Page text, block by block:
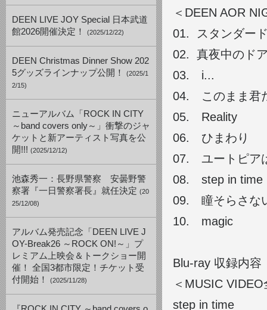
DEEN LIVE JOY Special 日本武道
館2026開催決定！
(2025/12/22)
DEEN Christmas Dinner Show 202
5グッズラインナップ公開！
(2025/1
2/15)
ニューアルバム「ROCK IN CITY
～band covers only～」衝撃のジャ
ケットと新アーティスト写真を公
開!!! (2025/12/12)
池森秀一：長野県警察 安曇野警
察署『一日警察署長』就任決定 (20
25/12/08)
アルバム発売記念「DEEN LIVE J
OY-Break26 ～ROCK ON!～」プ
レミアム上映会＆トークショー開
催！ 全国3都市限定！チケット受
付開始！
(2025/11/28)
＜DEEN AOR
01. スタンダー
02. 真夜中のド
03. i...
04. このまま君
05. Reality
06. ひまわり
07. ユートピア
08. step in time
09. 瞳そらさな
10. magic
Blu-ray 収録内容
＜MUSIC
step in time